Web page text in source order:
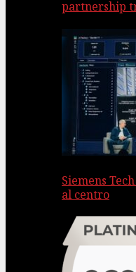
partnership
Siemens
al centro